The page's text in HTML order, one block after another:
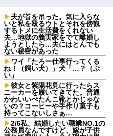
夫が首を吊った。気に入らな
いと私を殴るウトとそれを傍観
するトメに生活費をくれない
夫…地獄の義実家をでて離婚し
ようとしたら…夫にはとんでも
ない秘密があった
ワイ「たろー仕事行ってくる
ね！（飼い犬）」犬「…？（ぷ
い」
彼女と紫陽花見に行ったらス
ニーカーを履いてきてた。普通
かわいいぺたんこ靴とかじゃな
いの？コーヒーや手作り菓子も
持ってこないしさぁ…
2/6私、結婚したい職業NO.1の
公務員なんですけど、嫁が子供